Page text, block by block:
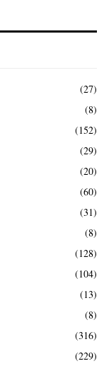
(27)
(8)
(152)
(29)
(20)
(60)
(31)
(8)
(128)
(104)
(13)
(8)
(316)
(229)